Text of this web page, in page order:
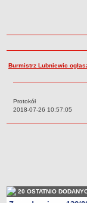
Strategia rozwoju
Obwieszczenia,
Energia
Burmistrz Lubniewic
Protokół
Data:
2018-07-26 10:57:05
20 OSTATNIO